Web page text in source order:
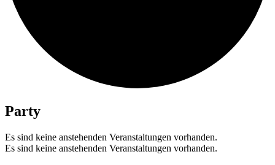
Party
Es sind keine anstehenden Veranstaltungen vorhanden.
Es sind keine anstehenden Veranstaltungen vorhanden.